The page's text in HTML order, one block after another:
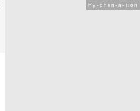
Hy-phen-a-tion